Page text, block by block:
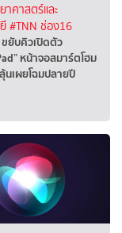
าศาสตร์และ
#TNN ช่อง16
ขยับคิวเปิดตัว
หน้าจอสมาร์ตโฮม
นเผยโฉมปลายปี